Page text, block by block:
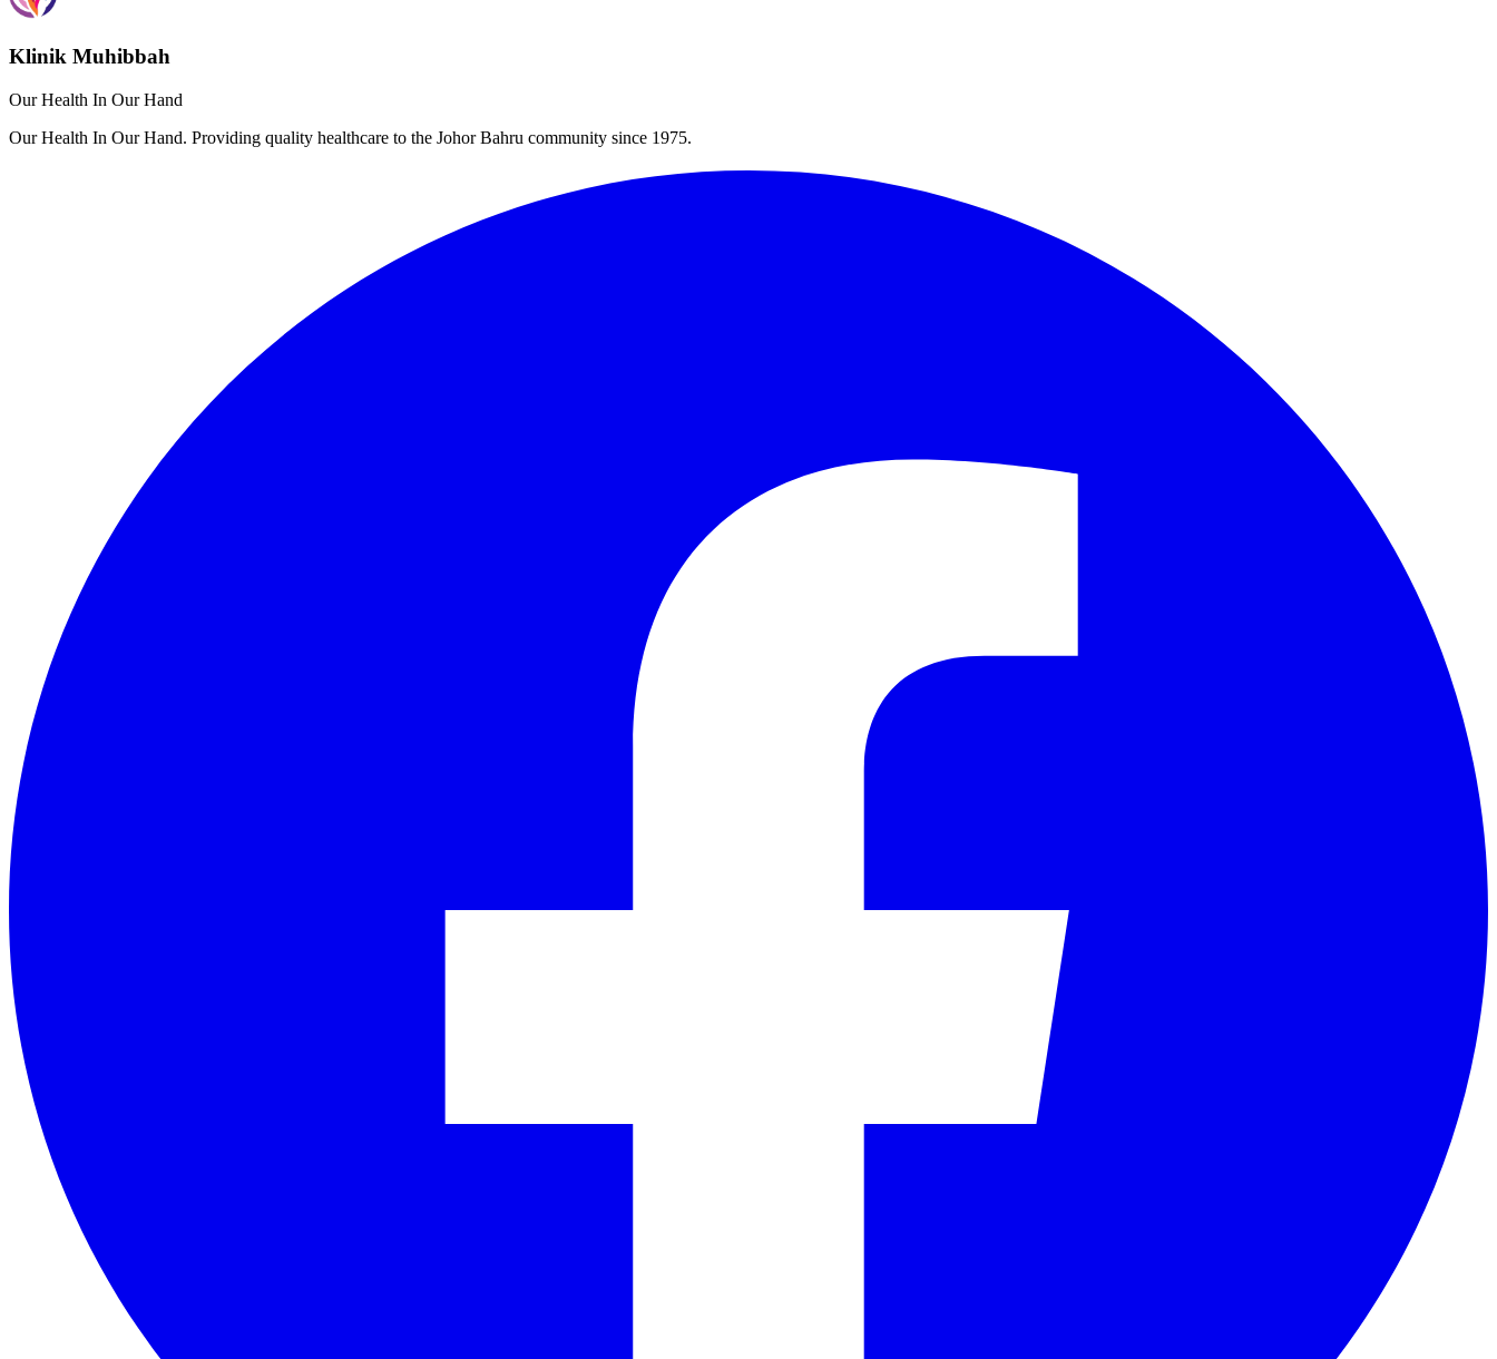
Klinik Muhibbah
Our Health In Our Hand
Our Health In Our Hand. Providing quality healthcare to the Johor Bahru community since 1975.